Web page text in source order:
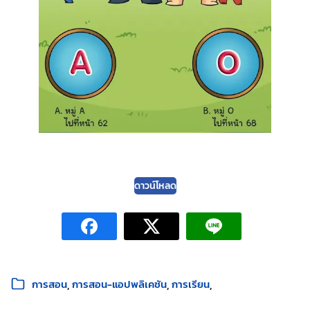
ดาวน์โหลด
หมวดหมู่:
การสอน การสอน-แอปพลิเคชัน การเรียน